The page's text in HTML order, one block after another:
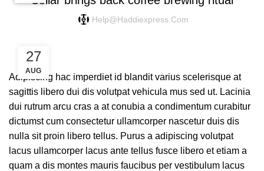
Help@haddiexpress.com
27
AUG
Adipiscing hac imperdiet id blandit varius scelerisque at
sagittis libero dui dis volutpat vehicula mus sed ut. Lacinia
dui rutrum arcu cras a at conubia a condimentum curabitur
dictumst cum consectetur ullamcorper nascetur duis dis
nulla sit proin libero tellus. Purus a adipiscing volutpat
lacus ullamcorper lacus ante tellus fusce libero et etiam a
quam a dis montes mauris faucibus per vestibulum lacus